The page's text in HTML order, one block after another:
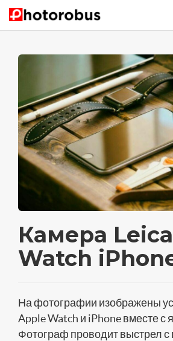
Камера
Watch
На фотографии изображены
Apple Watch и iPhone вместе с
Фотограф проводит выстрел